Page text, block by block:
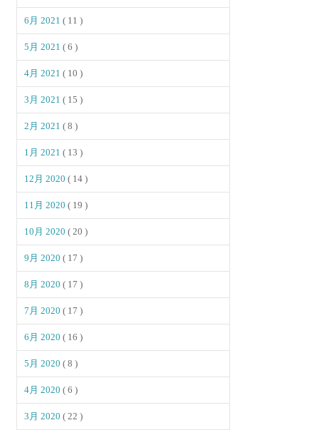
6月 2021( 11 )
5月 2021( 6 )
4月 2021( 10 )
3月 2021( 15 )
2月 2021( 8 )
1月 2021( 13 )
12月 2020( 14 )
11月 2020( 19 )
10月 2020( 20 )
9月 2020( 17 )
8月 2020( 17 )
7月 2020( 17 )
6月 2020( 16 )
5月 2020( 8 )
4月 2020( 6 )
3月 2020( 22 )